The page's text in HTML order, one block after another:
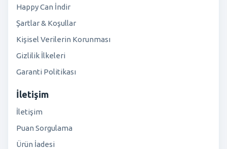
Happy Can İndir
Şartlar & Koşullar
Kişisel Verilerin Korunması
Gizlilik İlkeleri
Garanti Politikası
İletişim
İletişim
Puan Sorgulama
Ürün İadesi